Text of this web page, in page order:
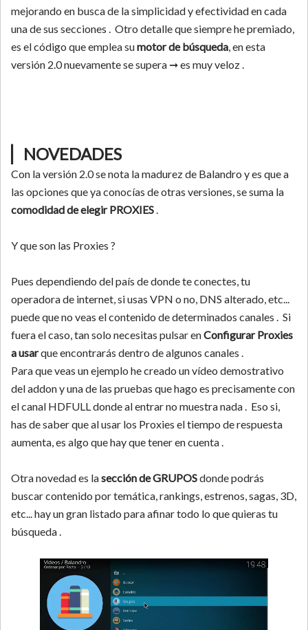
mejorando en busca de la simplicidad y efectividad en cada
una de sus secciones . Otro detalle que siempre he premiado,
es el código que emplea sumotor de búsqueda, en esta
versión 2.0 nuevamente se supera ➞ es muy veloz .
▏NOVEDADES
Con la versión 2.0 se nota la madurez de Balandro y es que a
las opciones que ya conocías de otras versiones, se suma la
comodidad de elegir PROXIES.
Y que son las Proxies ?
Pues dependiendo del país de donde te conectes, tu
operadora de internet, si usas VPN o no, DNS alterado, etc...
puede que no veas el contenido de determinados canales . Si
fuera el caso, tan solo necesitas pulsar enConfigurar Proxies
a usarque encontrarás dentro de algunos canales .
Para que veas un ejemplo he creado un vídeo demostrativo
del addon y una de las pruebas que hago es precisamente con
el canal HDFULL donde al entrar no muestra nada . Eso si,
has de saber que al usar los Proxies el tiempo de respuesta
aumenta, es algo que hay que tener en cuenta .
Otra novedad es lasección de GRUPOSdonde podrás
buscar contenido por temática, rankings, estrenos, sagas, 3D,
etc... hay un gran listado para afinar todo lo que quieras tu
búsqueda .